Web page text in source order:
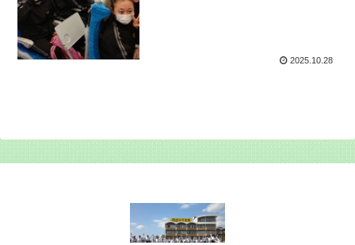
2025.10.28